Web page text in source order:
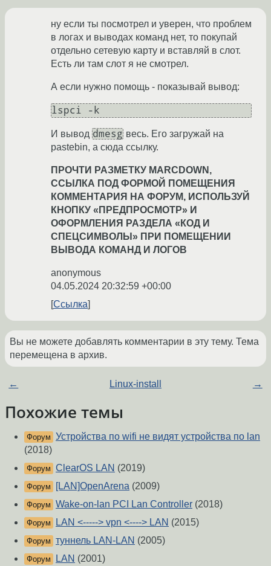
ну если ты посмотрел и уверен, что проблем
в логах и выводах команд нет, то покупай
отдельно сетевую карту и вставляй в слот.
Есть ли там слот я не смотрел.
А если нужно помощь - показывай вывод:
И вывод dmesg весь. Его загружай на
pastebin, а сюда ссылку.
ПРОЧТИ РАЗМЕТКУ MARCDOWN,
ССЫЛКА ПОД ФОРМОЙ ПОМЕЩЕНИЯ
КОММЕНТАРИЯ НА ФОРУМ, ИСПОЛЬЗУЙ
КНОПКУ «ПРЕДПРОСМОТР» И
ОФОРМЛЕНИЯ РАЗДЕЛА «КОД И
СПЕЦСИМВОЛЫ» ПРИ ПОМЕЩЕНИИ
ВЫВОДА КОМАНД И ЛОГОВ
anonymous
04.05.2024 20:32:59 +00:00
Ссылка
Вы не можете добавлять комментарии в эту тему. Тема
перемещена в архив.
← Linux-install →
Похожие темы
Форум Устройства по wifi не видят устройства по lan
(2018)
Форум ClearOS LAN (2019)
Форум [LAN]OpenArena (2009)
Форум Wake-on-lan PCI Lan Controller (2018)
Форум LAN <-----> vpn <----> LAN (2015)
Форум туннель LAN-LAN (2005)
Форум LAN (2001)